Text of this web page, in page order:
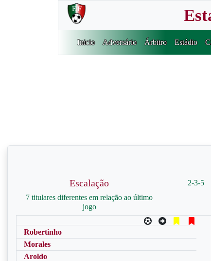
Inicio Adversário Árbitro Estádio
Escalação
7 titulares diferentes em relação ao último
jogo
2-3-5
Robertinho
Morales
Aroldo